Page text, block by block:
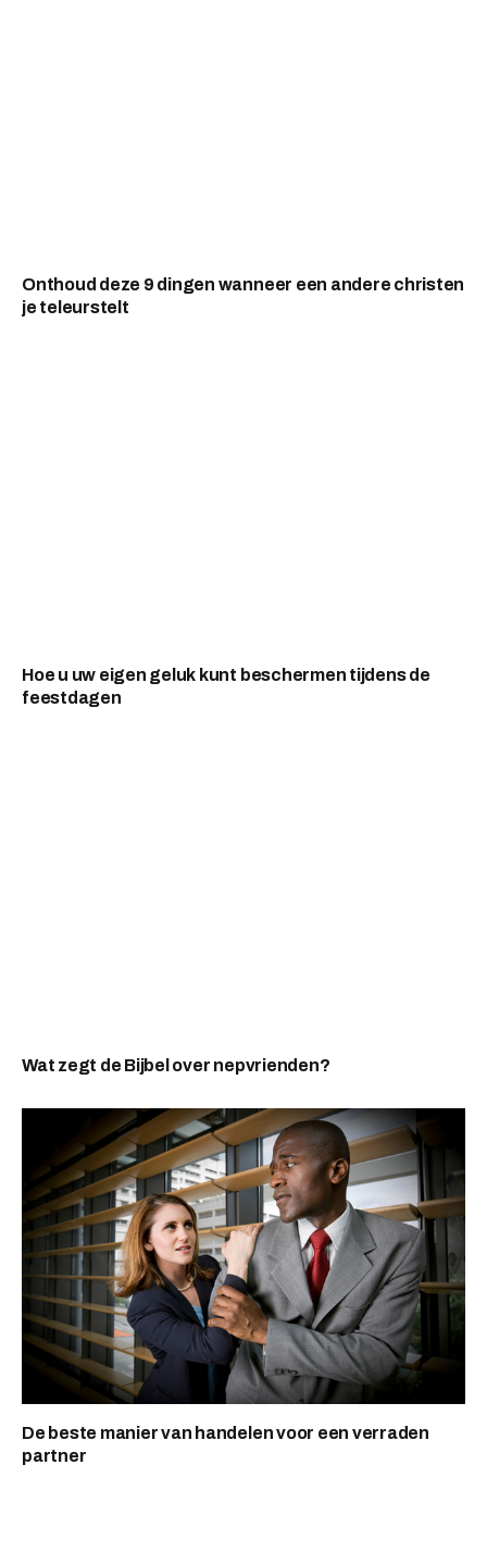
Onthoud deze 9 dingen wanneer een andere christen
je teleurstelt
Hoe u uw eigen geluk kunt beschermen tijdens de
feestdagen
Wat zegt de Bijbel over nepvrienden?
De beste manier van handelen voor een verraden
partner